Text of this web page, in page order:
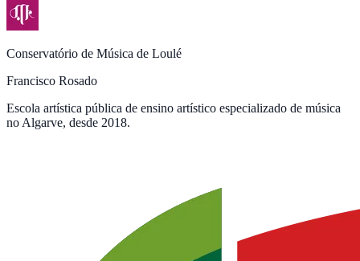
Conservatório de Música de Loulé
Francisco Rosado
Escola artística pública de ensino artístico especializado de música
no Algarve, desde 2018.